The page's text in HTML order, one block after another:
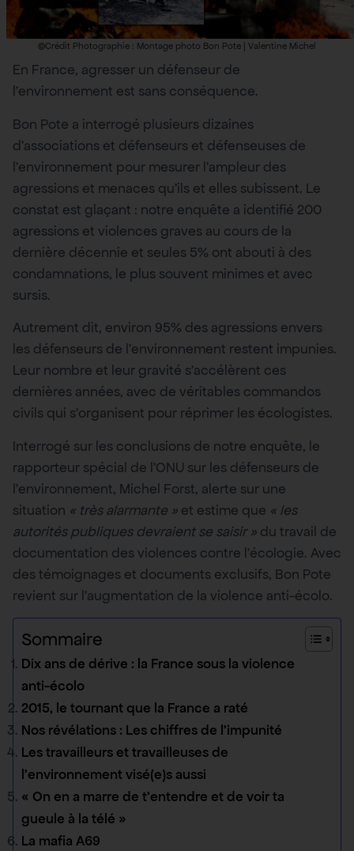
©Crédit Photographie : Montage photo Bon Pote | Valentine Michel
En France, agresser un défenseur de
l’environnement est sans conséquence.
Bon Pote a interrogé plusieurs dizaines
d’associations et défenseurs et défenseuses de
l’environnement pour mesurer l’ampleur des
agressions et menaces qu’ils et elles subissent. Le
constat est glaçant : notre enquête a identifié 200
agressions et violences graves au cours de la
dernière décennie et seules 5% ont abouti à des
condamnations, le plus souvent minimes et avec
sursis.
Autrement dit, environ 95% des agressions envers
les défenseurs de l’environnement restent impunies.
Leur nombre et leur gravité s’accélèrent ces
dernières années, avec de véritables commandos
civils qui s’organisent pour réprimer les écologistes.
Interrogé sur les conclusions de notre enquête, le
rapporteur spécial de l’ONU sur les défenseurs de
l’environnement, Michel Forst, alerte sur une
situation « très alarmante » et estime que « les
autorités publiques devraient se saisir » du travail de
documentation des violences contre l’écologie. Avec
des témoignages et documents exclusifs, Bon Pote
revient sur l’augmentation de la violence anti-écolo.
Sommaire
Dix ans de dérive : la France sous la violence
anti-écolo
2015, le tournant que la France a raté
Nos révélations : Les chiffres de l’impunité
Les travailleurs et travailleuses de
l’environnement visé(e)s aussi
« On en a marre de t’entendre et de voir ta
gueule à la télé »
La mafia A69